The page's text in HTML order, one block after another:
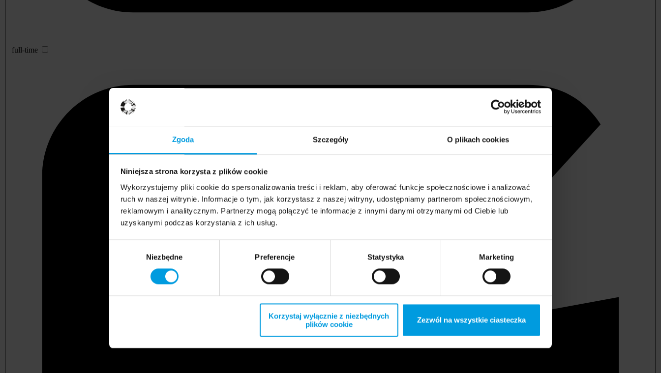
Zgoda Szczegóły O plikach cookies
Niniejsza strona korzysta z plików cookie
Wykorzystujemy pliki cookie do spersonalizowania treści i reklam, aby oferować funkcje społecznościowe i analizować
ruch w naszej witrynie. Informacje o tym, jak korzystasz z naszej witryny, udostępniamy partnerom społecznościowym,
reklamowym i analitycznym. Partnerzy mogą połączyć te informacje z innymi danymi otrzymanymi od Ciebie lub
uzyskanymi podczas korzystania z ich usług.
Niezbędne Preferencje Statystyka Marketing
Korzystaj wyłącznie z niezbędnych
plików cookie
Zezwól na wszystkie ciasteczka
full-time